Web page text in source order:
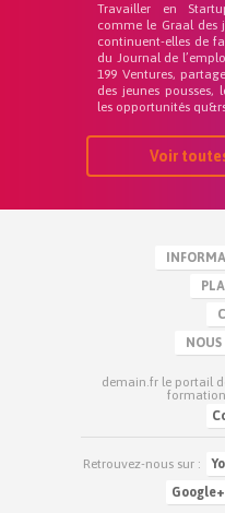
Travailler en
comme le Graal des
continuent-elles de
du Journal de
199 Ventures,
des jeunes pousses,
les opportunités
Voir
demain.fr le portail
Retrouvez-nous sur :
Google+